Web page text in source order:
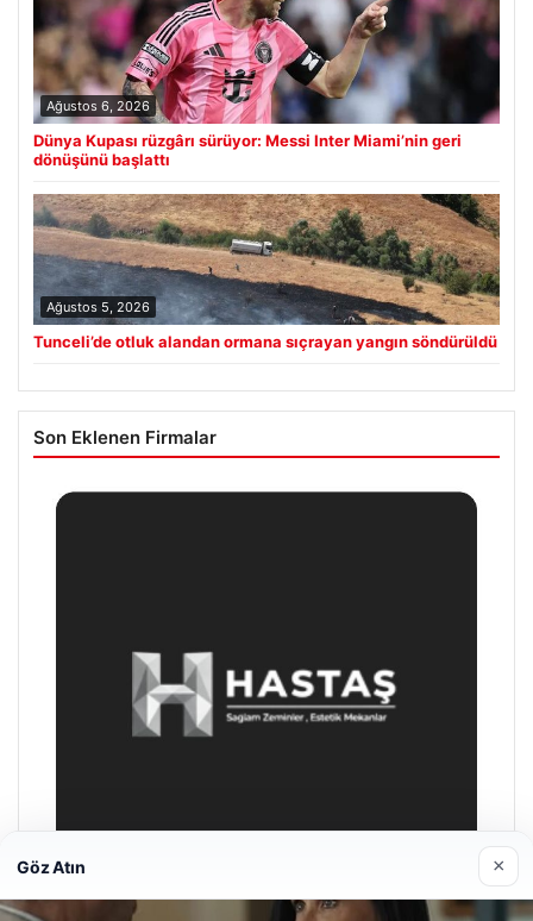
Ağustos 6, 2026
Dünya Kupası rüzgârı sürüyor: Messi Inter Miami’nin geri
dönüşünü başlattı
Ağustos 5, 2026
Tunceli’de otluk alandan ormana sıçrayan yangın söndürüldü
Son Eklenen Firmalar
Göz Atın ×